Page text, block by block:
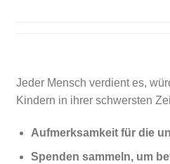
Jeder Mensch verdient es,
Kindern in ihrer schwersten
Aufmerksamkeit für die
Spenden sammeln, um